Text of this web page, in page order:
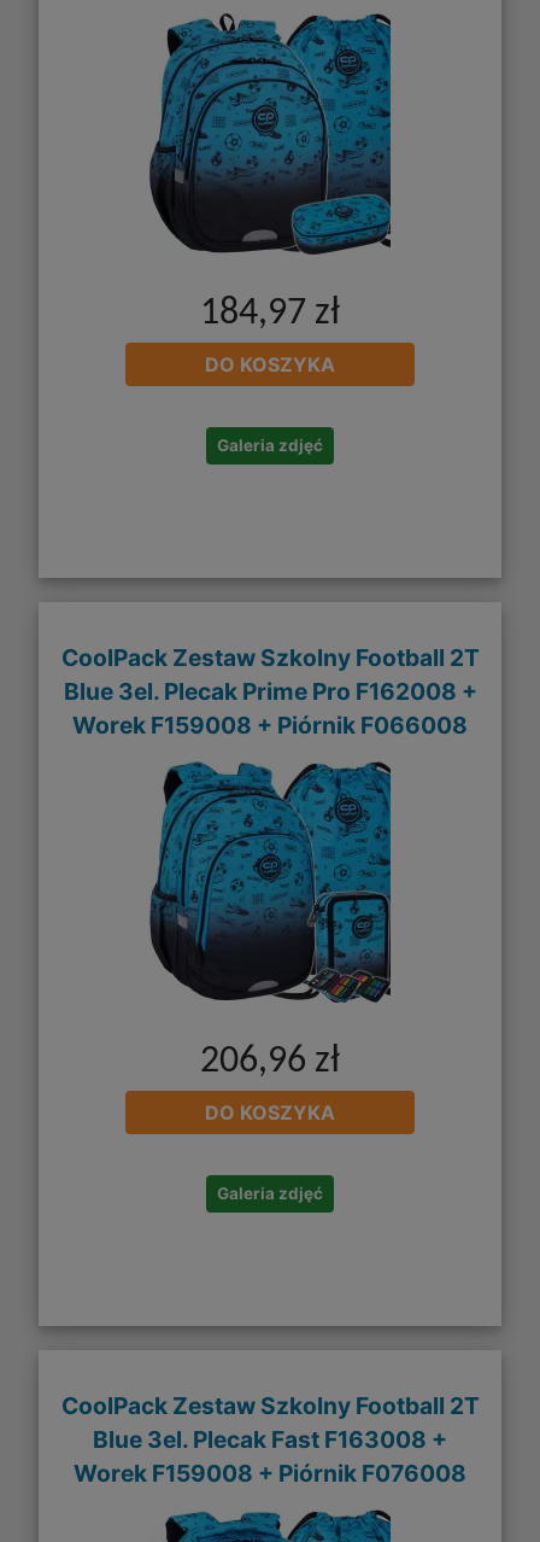
184,97 zł
DO KOSZYKA
Galeria zdjęć
CoolPack Zestaw Szkolny Football 2T
Blue 3el. Plecak Prime Pro F162008 +
Worek F159008 + Piórnik F066008
206,96 zł
DO KOSZYKA
Galeria zdjęć
CoolPack Zestaw Szkolny Football 2T
Blue 3el. Plecak Fast F163008 +
Worek F159008 + Piórnik F076008